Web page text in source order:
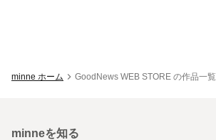
minne ホーム GoodNews WEB STORE の作品一覧
minneを知る